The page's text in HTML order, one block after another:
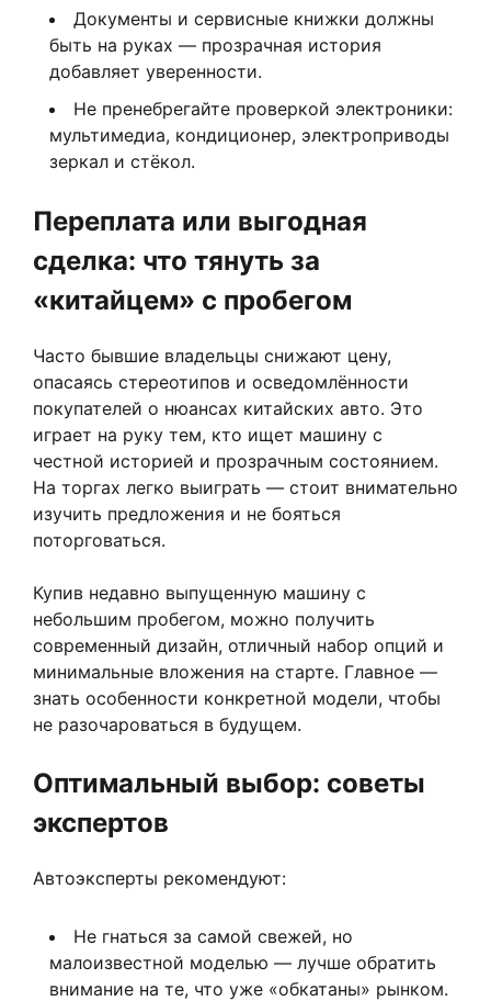
Документы и сервисные книжки должны
быть на руках — прозрачная история
добавляет уверенности.
Не пренебрегайте проверкой электроники:
мультимедиа, кондиционер, электроприводы
зеркал и стёкол.
Переплата или выгодная
сделка: что тянуть за
«китайцем» с пробегом
Часто бывшие владельцы снижают цену,
опасаясь стереотипов и осведомлённости
покупателей о нюансах китайских авто. Это
играет на руку тем, кто ищет машину с
честной историей и прозрачным состоянием.
На торгах легко выиграть — стоит внимательно
изучить предложения и не бояться
поторговаться.
Купив недавно выпущенную машину с
небольшим пробегом, можно получить
современный дизайн, отличный набор опций и
минимальные вложения на старте. Главное —
знать особенности конкретной модели, чтобы
не разочароваться в будущем.
Оптимальный выбор: советы
экспертов
Автоэксперты рекомендуют:
Не гнаться за самой свежей, но
малоизвестной моделью — лучше обратить
внимание на те, что уже «обкатаны» рынком.